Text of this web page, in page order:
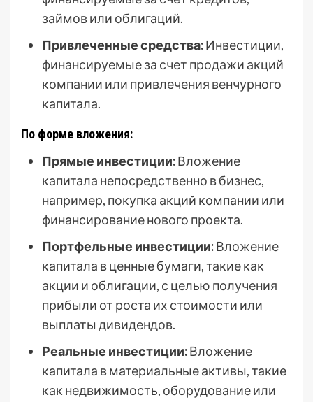
займов или облигаций.
Привлеченные средства:Инвестиции,
финансируемые за счет продажи акций
компании или привлечения венчурного
капитала.
По форме вложения:
Прямые инвестиции:Вложение
капитала непосредственно в бизнес,
например, покупка акций компании или
финансирование нового проекта.
Портфельные инвестиции:Вложение
капитала в ценные бумаги, такие как
акции и облигации, с целью получения
прибыли от роста их стоимости или
выплаты дивидендов.
Реальные инвестиции:Вложение
капитала в материальные активы, такие
как недвижимость, оборудование или